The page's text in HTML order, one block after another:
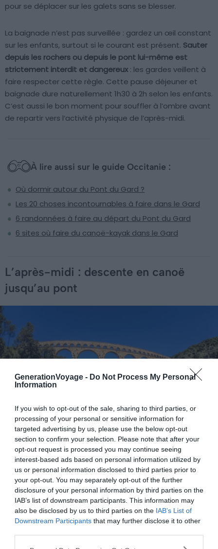
GenerationVoyage - Do Not Process My Personal
Information
If you wish to opt-out of the sale, sharing to third parties, or
processing of your personal or sensitive information for
targeted advertising by us, please use the below opt-out
section to confirm your selection. Please note that after your
opt-out request is processed you may continue seeing
interest-based ads based on personal information utilized by
us or personal information disclosed to third parties prior to
your opt-out. You may separately opt-out of the further
disclosure of your personal information by third parties on the
IAB’s list of downstream participants. This information may
also be disclosed by us to third parties on the IAB’s List of
Downstream Participants that may further disclose it to other
pour se déplacer sur les galets sans se blesser.
La baignade n’est pas surveillée : gardez un œil constant
sur les enfants, surtout si le courant est présent. Sauter
depuis les rochers ou depuis le pont lui-même est
strictement interdit et dangereux: les gardes veillent à
faire respecter cette règle. Cette pause déjeuner et
baignade dure naturellement 1h30 à 2h selon les enfants.
C’est aussi le bon moment pour souffler à l’ombre avant
de repartir vers l’activité physique de l’après-midi.
À lire aussi sur le guide Occitanie :
Où dormir autour du Pont du Gard ?
Les 20 choses incontournables à faire dans le Gard
6 randonnées à faire au départ du Pont du Gard
6 sites où faire du canoë-kayak dans le Gard
L’après-midi : descente en canoë
jusqu’au pont
Crédit photo : Shutterstock – Samot
Quittez le pont du Gard vers 13h30-14h pour rejoindre
Collias en voiture (une dizaine de minutes). Vous pouvez
être sur l’eau vers 14h30. Le parcours en canoë de Collias
au pont du Gard fait environ 8 km, à allure tranquille avec